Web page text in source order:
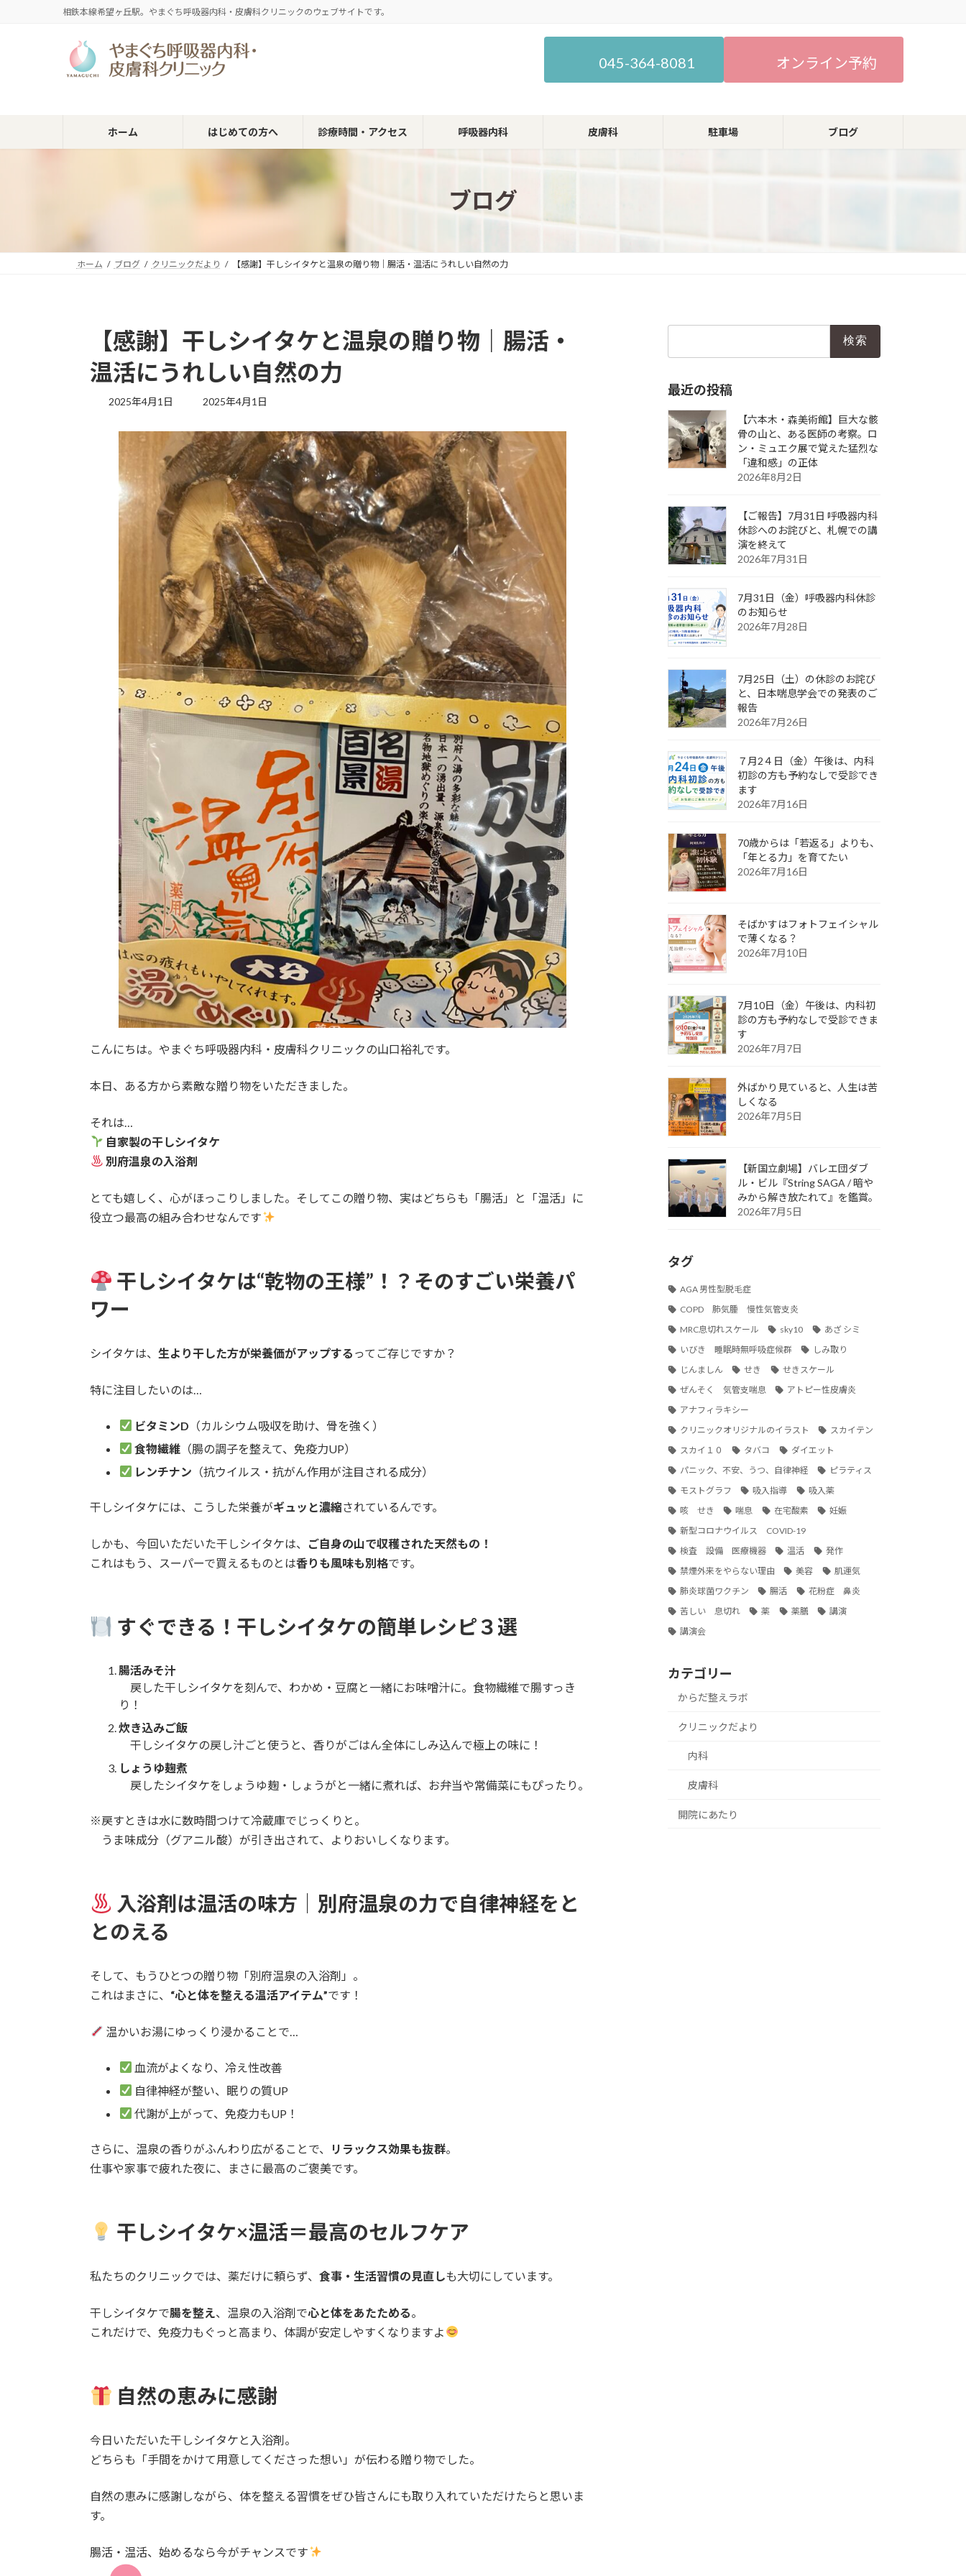
ッ
移
相鉄本線希望ヶ丘駅。やまぐち呼吸器内科・皮膚科クリニックのウェブサイトです。
045-364-8081 オンライン予約
ホーム はじめての方へ 診療時間・アクセス 呼吸器内科 皮膚科 駐車場 ブログ
ブログ
ホーム ブログ クリニックだより 【感謝】干しシイタケと温泉の贈り物｜腸活・温活にうれしい自然の力
【感謝】干しシイタケと温泉の贈り物｜腸活・
温活にうれしい自然の力
2025年4月1日
最
更
新
日
時
:
2025年4月1日
こんにちは。やまぐち呼吸器内科・皮膚科クリニックの山口裕礼です。
本日、ある方から素敵な贈り物をいただきました。
それは…
自家製の干しシイタケ
別府温泉の入浴剤
とても嬉しく、心がほっこりしました。そしてこの贈り物、実はどちらも「腸活」と「温活」に
役立つ最高の組み合わせなんです
干しシイタケは“乾物の王様”！？そのすごい栄養パ
ワー
シイタケは、生より干した方が栄養価がアップする ってご存じですか？
特に注目したいのは…
ビタミンD （カルシウム吸収を助け、骨を強く）
食物繊維（腸の調子を整えて、免疫力UP）
レンチナン （抗ウイルス・抗がん作用が注目される成分）
干しシイタケには、こうした栄養がギュッと濃縮されているんです。
しかも、今回いただいた干しシイタケは、 ご自身の山で収穫された天然もの！
これはもう、スーパーで買えるものとは香りも風味も別格です。
すぐできる！干しシイタケの簡単レシピ３選
腸活みそ汁
戻した干しシイタケを刻んで、わかめ・豆腐と一緒にお味噌汁に。食物繊維で腸すっき
り！
炊き込みご飯
干しシイタケの戻し汁ごと使うと、香りがごはん全体にしみ込んで極上の味に！
しょうゆ麹煮
戻したシイタケをしょうゆ麹・しょうがと一緒に煮れば、お弁当や常備菜にもぴったり。
※戻すときは水に数時間つけて冷蔵庫でじっくりと。
うま味成分（グアニル酸）が引き出されて、よりおいしくなります。
入浴剤は温活の味方｜別府温泉の力で自律神経をと
とのえる
そして、もうひとつの贈り物「別府温泉の入浴剤」。
これはまさに、 “心と体を整える温活アイテム”です！
温かいお湯にゆっくり浸かることで…
血流がよくなり、冷え性改善
自律神経が整い、眠りの質UP
代謝が上がって、免疫力もUP！
さらに、温泉の香りがふんわり広がることで、 リラックス効果も抜群。
仕事や家事で疲れた夜に、まさに最高のご褒美です。
干しシイタケ×温活＝最高のセルフケア
私たちのクリニックでは、薬だけに頼らず、食事・生活習慣の見直しも大切にしています。
干しシイタケで腸を整え、温泉の入浴剤で心と体をあたためる。
これだけで、免疫力もぐっと高まり、体調が安定しやすくなりますよ
自然の恵みに感謝
今日いただいた干しシイタケと入浴剤。
どちらも「手間をかけて用意してくださった想い」が伝わる贈り物でした。
自然の恵みに感謝しながら、体を整える習慣をぜひ皆さんにも取り入れていただけたらと思いま
す。
腸活・温活、始めるなら今がチャンスです
最近の投稿
【六本木・森美術館】巨大な骸
骨の山と、ある医師の考察。ロ
ン・ミュエク展で覚えた猛烈な
「違和感」の正体
2026年8月2日
【ご報告】7月31日 呼吸器内科
休診へのお詫びと、札幌での講
演を終えて
2026年7月31日
7月31日（金）呼吸器内科休診
のお知らせ
2026年7月28日
7月25日（土）の休診のお詫び
と、日本喘息学会での発表のご
報告
2026年7月26日
７月2４日（金）午後は、内科
初診の方も予約なしで受診でき
ます
2026年7月16日
70歳からは「若返る」よりも、
「年とる力」を育てたい
2026年7月16日
そばかすはフォトフェイシャル
で薄くなる？
2026年7月10日
7月10日（金）午後は、内科初
診の方も予約なしで受診できま
す
2026年7月7日
外ばかり見ていると、人生は苦
しくなる
2026年7月5日
【新国立劇場】バレエ団ダブ
ル・ビル『String SAGA / 暗や
みから解き放たれて』を鑑賞。
2026年7月5日
タグ
AGA 男性型脱毛症
COPD 肺気腫 慢性気管支炎
MRC息切れスケール
sky10
あざ シミ
いびき 睡眠時無呼吸症候群
しみ取り
じんましん
せき
せきスケール
ぜんそく 気管支喘息
アトピー性皮膚炎
アナフィラキシー
クリニックオリジナルのイラスト
スカイテン
スカイ１０
タバコ
ダイエット
パニック、不安、うつ、自律神経
ピラティス
モストグラフ
吸入指導
吸入薬
咳 せき
喘息 在宅酸素
妊娠
新型コロナウイルス COVID-19
検査 設備 医療機器
温活
発作
禁煙外来をやらない理由
美容
肌運気
肺炎球菌ワクチン
腸活
花粉症 鼻炎
苦しい 息切れ
薬 薬膳
講演
講演会
カテゴリー
からだ整えラボ
クリニックだより
内科
皮膚科
開院にあたり